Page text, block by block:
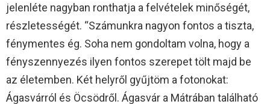
jelenléte nagyban ronthatja a felvételek minőségét,
részletességét. “Számunkra nagyon fontos a tiszta,
fénymentes ég. Soha nem gondoltam volna, hogy a
fényszennyezés ilyen fontos szerepet tölt majd be
az életemben. Két helyről gyűjtöm a fotonokat:
Ágasvárról és Öcsödről. Ágasvár a Mátrában található